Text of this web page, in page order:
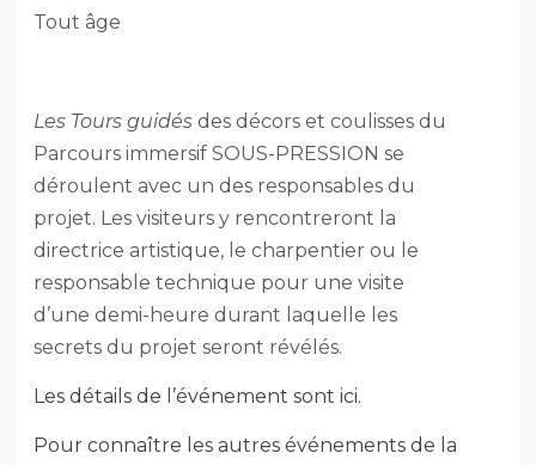
Tout âge
Les Tours guidésdes décors et coulisses du
Parcours immersif SOUS-PRESSION se
déroulent avec un des responsables du
projet. Les visiteurs y rencontreront la
directrice artistique, le charpentier ou le
responsable technique pour une visite
d’une demi-heure durant laquelle les
secrets du projet seront révélés.
Les détails de l’événement sont ici.
Pour connaître les autres événements de la